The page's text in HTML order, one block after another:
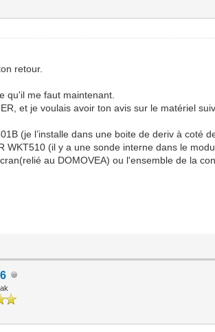
retour.
qu'il me faut maintenant.
et je voulais avoir ton avis sur le matériel
(je l’installe dans une boite de deriv à coté
WKT510 (il y a une sonde interne dans le
au DOMOVEA) ou l'ensemble de la